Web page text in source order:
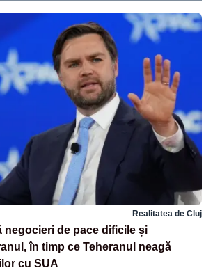
Realitatea de Cluj
negocieri de pace dificile și
în timp ce Teheranul neagă
cu SUA